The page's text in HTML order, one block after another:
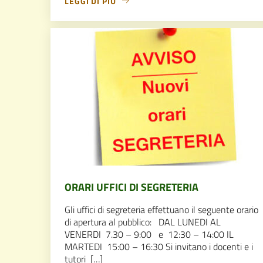
ORARI UFFICI DI SEGRETERIA
Gli uffici di segreteria effettuano il seguente orario
di apertura al pubblico: DAL LUNEDI AL
VENERDI 7.30 – 9:00 e 12:30 – 14:00 IL
MARTEDI 15:00 – 16:30 Si invitano i docenti e i
tutori […]